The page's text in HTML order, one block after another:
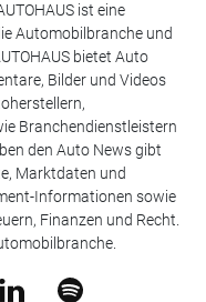
ist eine
Automobilbranche und
bietet Auto
Bilder und Videos
Branchendienstleistern
den Auto News gibt
Marktdaten und
Informationen sowie
Finanzen und Recht.